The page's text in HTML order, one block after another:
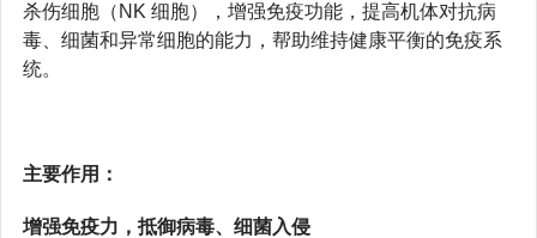
杀伤细胞（NK 细胞），增强免疫功能，提高机体对抗病
毒、细菌和异常细胞的能力，帮助维持健康平衡的免疫系
统。
主要作用：
增强免疫力，抵御病毒、细菌入侵